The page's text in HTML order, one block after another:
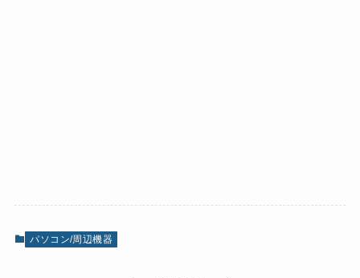
パソコン/周辺機器